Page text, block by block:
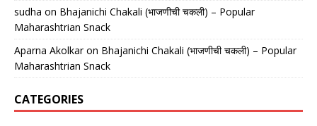
sudha on Bhajanichi Chakali (भाजणीची चकली) – Popular
Maharashtrian Snack
Aparna Akolkaron Bhajanichi Chakali (भाजणीची चकली) – Popular
Maharashtrian Snack
CATEGORIES